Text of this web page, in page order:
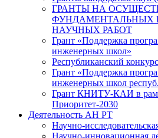
ГРАНТЫ НА
ФУНДАМЕНТАЛЬНЫХ
НАУЧНЫХ РАБОТ
Грант «Поддержка
инженерных школ»
Республиканский
Грант «Поддержка
инженерных школ
Грант КНИТУ-КАИ в
Приоритет-2030
Деятельность АН РТ
Научно-
Научно-инновационная